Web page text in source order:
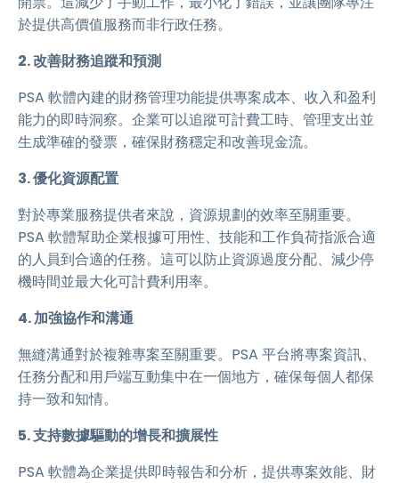
於提供高價值服務而非行政任務。
2. 改善財務追蹤和預測
PSA 軟體內建的財務管理功能提供專案成本、收入和盈利
能力的即時洞察。企業可以追蹤可計費工時、管理支出並
生成準確的發票，確保財務穩定和改善現金流。
3. 優化資源配置
對於專業服務提供者來說，資源規劃的效率至關重要。
PSA 軟體幫助企業根據可用性、技能和工作負荷指派合適
的人員到合適的任務。這可以防止資源過度分配、減少停
機時間並最大化可計費利用率。
4. 加強協作和溝通
無縫溝通對於複雜專案至關重要。PSA 平台將專案資訊、
任務分配和用戶端互動集中在一個地方，確保每個人都保
持一致和知情。
5. 支持數據驅動的增長和擴展性
PSA 軟體為企業提供即時報告和分析，提供專案效能、財